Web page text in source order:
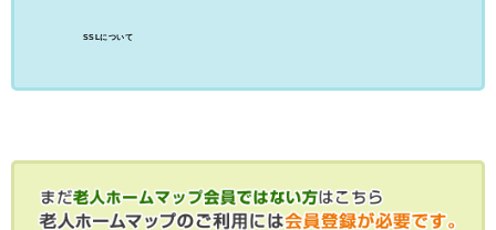
SSLについて